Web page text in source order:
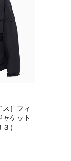
］フィ
ャケット
）